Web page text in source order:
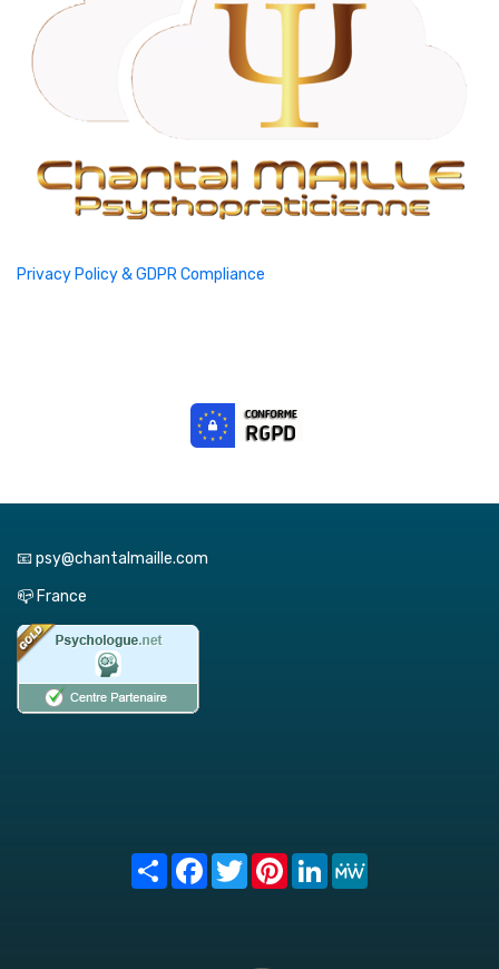
Privacy Policy & GDPR Compliance
📧 psy@chantalmaille.com
📪 France
Share FacebookTwitterPinterest
LinkedIn